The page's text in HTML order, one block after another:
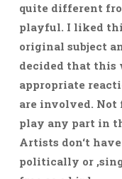
quite different
playful. I liked
original subject
decided that this
appropriate
are involved. Not
play any part in
Artists don‘t
politically or